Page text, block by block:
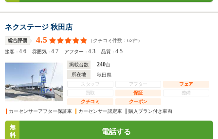
ネクステージ 秋田店
総合評価 4.5 （クチコミ件数： 62件）
接客：4.6 雰囲気：4.7 アフター：4.3 品質：4.5
掲載台数 240台
所在地
秋田県
スタッフ
アフター
フェア
買取
保証
整備
クチコミ
クーポン
カーセンサーアフター保証車
カーセンサー認定車 購入プラン付き車両
無
料
電話する